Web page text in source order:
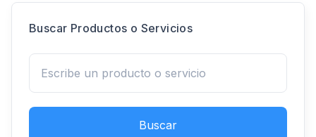
Buscar Productos o Servicios
Buscar